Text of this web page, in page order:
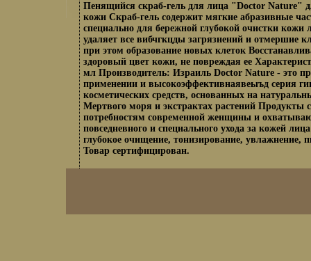
Пенящийся скраб-гель для лица "Doctor Nature"
кожи Скраб-гель содержит мягкие абразивные
специально для бережной глубокой очистки кожи
удаляет все вибчгкцды загрязнений и отмершие
при этом образование новых клеток
здоровый цвет кожи, не повреждая ее
мл Производитель: Израиль Doctor Nature - это
применении и высокоэффективнаявеыъд серия
косметических средств, основанных на
Мертвого моря и экстрактах растений Продукты
потребностям современной женщины и
повседневного и специального ухода за кожей
глубокое очищение, тонизирование, увлажнение,
Товар сертифицирован.